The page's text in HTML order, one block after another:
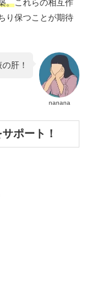
。これらの相互作
り保つことが期待
nanana
肝！
ポート！